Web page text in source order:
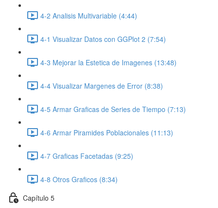
4-2 Analisis Multivariable (4:44)
4-1 Visualizar Datos con GGPlot 2 (7:54)
4-3 Mejorar la Estetica de Imagenes (13:48)
4-4 Visualizar Margenes de Error (8:38)
4-5 Armar Graficas de Series de Tiempo (7:13)
4-6 Armar Piramides Poblacionales (11:13)
4-7 Graficas Facetadas (9:25)
4-8 Otros Graficos (8:34)
Capítulo 5